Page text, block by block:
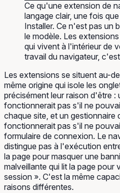
Ce qu'une extension de
langage clair, une fois
Installer. Ce n'est pas un
le modèle. Les
qui vivent à l'intérieur de
travail du navigateur,
Les extensions se situent au-
même origine qui isole les
précisément leur raison d'être :
fonctionnerait pas s'il ne
chaque site, et un gestionnaire
fonctionnerait pas s'il ne
formulaire de connexion. Le
distingue pas à l'exécution
la page pour masquer une
malveillante qui lit la page pour
session ». C'est la même
raisons différentes.